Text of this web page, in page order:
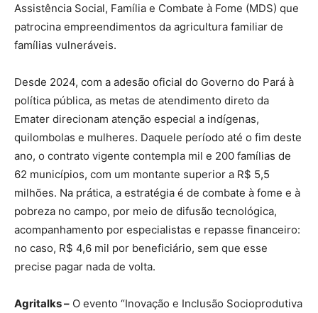
Assistência Social, Família e Combate à Fome (MDS) que
patrocina empreendimentos da agricultura familiar de
famílias vulneráveis.
Desde 2024, com a adesão oficial do Governo do Pará à
política pública, as metas de atendimento direto da
Emater direcionam atenção especial a indígenas,
quilombolas e mulheres. Daquele período até o fim deste
ano, o contrato vigente contempla mil e 200 famílias de
62 municípios, com um montante superior a R$ 5,5
milhões. Na prática, a estratégia é de combate à fome e à
pobreza no campo, por meio de difusão tecnológica,
acompanhamento por especialistas e repasse financeiro:
no caso, R$ 4,6 mil por beneficiário, sem que esse
precise pagar nada de volta.
Agritalks – O evento “Inovação e Inclusão Socioprodutiva